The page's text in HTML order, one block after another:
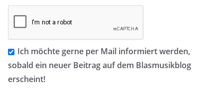
Ich möchte gerne per Mail informiert werden,
sobald ein neuer Beitrag auf dem Blasmusikblog
erscheint!